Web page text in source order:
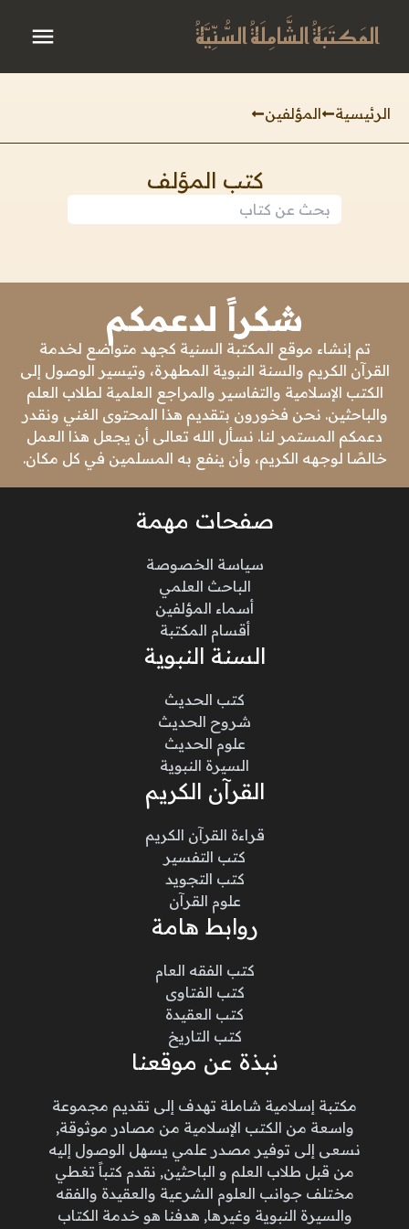
المَكتَبَةُ الشَّامِلَةُ السُّنِّيَّةُ
الرئيسية المؤلفين
كتب المؤلف
شكراً لدعمكم
تم إنشاء موقع المكتبة السنية كجهد متواضع لخدمة
القرآن الكريم والسنة النبوية المطهرة، وتيسير الوصول إلى
الكتب الإسلامية والتفاسير والمراجع العلمية لطلاب العلم
والباحثين. نحن فخورون بتقديم هذا المحتوى الغني ونقدر
دعمكم المستمر لنا. نسأل الله تعالى أن يجعل هذا العمل
خالصًا لوجهه الكريم، وأن ينفع به المسلمين في كل مكان.
صفحات مهمة
سياسة الخصوصة
الباحث العلمي
أسماء المؤلفين
أقسام المكتبة
السنة النبوية
كتب الحديث
شروح الحديث
علوم الحديث
السيرة النبوية
القرآن الكريم
قراءة القرآن الكريم
كتب التفسير
كتب التجويد
علوم القرآن
روابط هامة
كتب الفقه العام
كتب الفتاوى
كتب العقيدة
كتب التاريخ
نبذة عن موقعنا
مكتبة إسلامية شاملة تهدف إلى تقديم مجموعة
واسعة من الكتب الإسلامية من مصادر موثوقة,
نسعى إلى توفير مصدر علمي يسهل الوصول إليه
من قبل طلاب العلم و الباحثين, نقدم كتباً تغطي
مختلف جوانب العلوم الشرعية والعقيدة والفقه
والسيرة النبوية وغيرها, هدفنا هو خدمة الكتاب